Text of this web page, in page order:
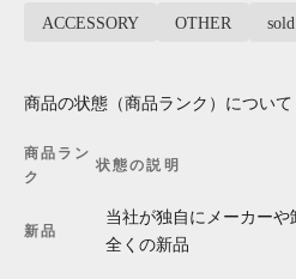
ACCESSORY OTHER sold
商品の状態（商品ランク）について
商品ラン
ク
状態の説明
新品
当社が独自にメーカー
全くの新品